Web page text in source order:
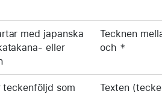
med japanska
eller
Tecknen
och *
teckenföljd som Texten